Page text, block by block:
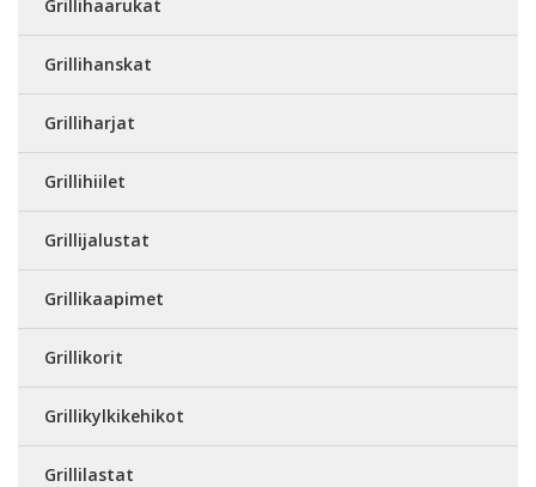
Grillihaarukat
Grillihanskat
Grilliharjat
Grillihiilet
Grillijalustat
Grillikaapimet
Grillikorit
Grillikylkikehikot
Grillilastat